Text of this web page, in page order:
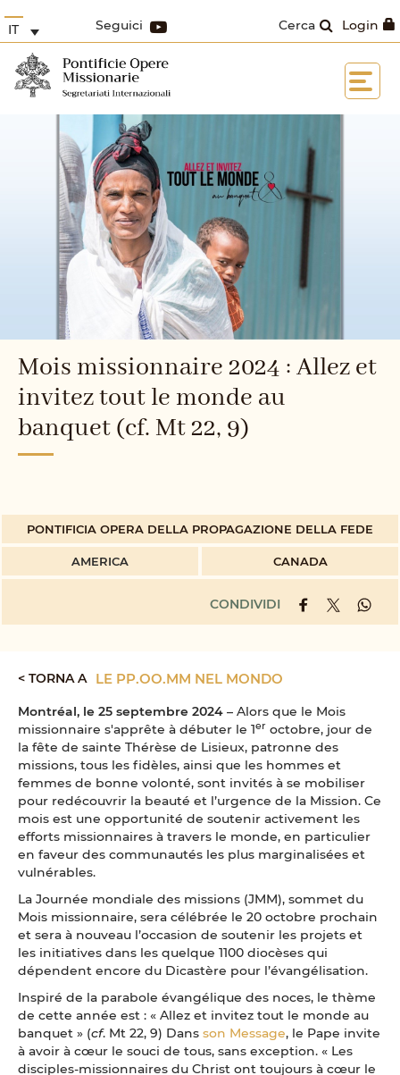
Login
Cerca
Seguici
IT
Mois missionnaire 2024 : Allez et
invitez tout le monde au
banquet (cf. Mt 22, 9)
PONTIFICIA OPERA DELLA PROPAGAZIONE DELLA FEDE
AMERICA CANADA
CONDIVIDI
< TORNA A LE PP.OO.MM NEL MONDO
Montréal, le 25 septembre 2024 – Alors que le Mois
missionnaire s'apprête à débuter le 1er octobre, jour de
la fête de sainte Thérèse de Lisieux, patronne des
missions, tous les fidèles, ainsi que les hommes et
femmes de bonne volonté, sont invités à se mobiliser
pour redécouvrir la beauté et l’urgence de la Mission. Ce
mois est une opportunité de soutenir activement les
efforts missionnaires à travers le monde, en particulier
en faveur des communautés les plus marginalisées et
vulnérables.
La Journée mondiale des missions (JMM), sommet du
Mois missionnaire, sera célébrée le 20 octobre prochain
et sera à nouveau l’occasion de soutenir les projets et
les initiatives dans les quelque 1100 diocèses qui
dépendent encore du Dicastère pour l’évangélisation.
Inspiré de la parabole évangélique des noces, le thème
de cette année est : « Allez et invitez tout le monde au
banquet » (cf. Mt 22, 9) Dans son Message, le Pape invite
à avoir à cœur le souci de tous, sans exception. « Les
disciples-missionnaires du Christ ont toujours à cœur le